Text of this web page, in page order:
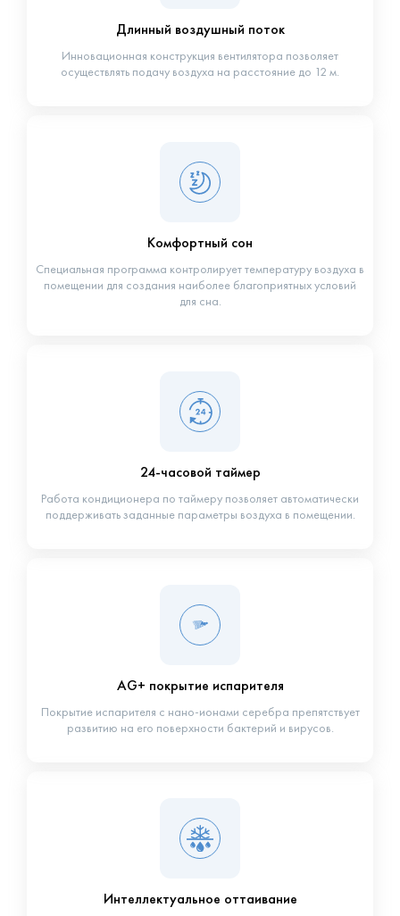
Длинный воздушный поток
Инновационная конструкция вентилятора позволяет
осуществлять подачу воздуха на расстояние до 12 м.
Комфортный сон
Специальная программа контролирует температуру воздуха в
помещении для создания наиболее благоприятных условий
для сна.
24-часовой таймер
Работа кондиционера по таймеру позволяет автоматически
поддерживать заданные параметры воздуха в помещении.
AG+ покрытие испарителя
Покрытие испарителя с нано-ионами серебра препятствует
развитию на его поверхности бактерий и вирусов.
Интеллектуальное оттаивание